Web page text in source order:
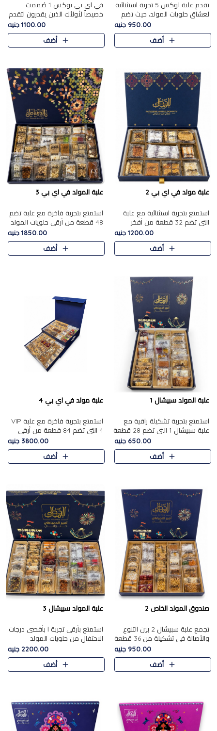
تقدم علبة لوكس 5 تجربة استثنائية
لعشاق حلويات المولد، حيث تضم
42 قطعة من تشكيلة فاخرة تجمع
بين أشهر الأصناف التقليدية وأصناف
مميزة مختارة بع..
950.00 جنيه
أضف
في اي بي بوكس 1 صُممت
خصيصاً لأولئك الذين يقدرون لتقدم
تجربة استثنائية بوكس تجمع بين
أفخر حلويات المولد المصري مع
تشكيلة مختارة من الأصناف ..
1100.00 جنيه
أضف
علبة مولد في اي بي 2
استمتع بتجربة استثنائية مع علبة
التي تضم 32 قطعة من أفخر
حلويات المولد الشرقية، في تشكيلة
تجمع بين الأصالة والاختيارات
الفاخرة. تحتوي العلبة..
1200.00 جنيه
أضف
علبة المولد في اي بي 3
استمتع بتجربة فاخرة مع علبة تضم
48 قطعة من أرقى حلويات المولد
الشرقية، في تشكيلة تجمع بين
الأصناف التقليدية الفاخرة والاختيارات
1850.00 جنيه
أضف
علبة المولد سبيشال 1
استمتع بتجربة تشكيلة راقية مع
علبة سبيشال 1 التي تضم 28 قطعة
من تشكيلة مختارة بعناية من أفخر
حلويات المولد المصرية الأصلية
الشرقية. تحتوي ال..
650.00 جنيه
أضف
علبة مولد في اي بي 4
استمتع بتجربة فاخرة مع علبة VIP
4 التي تضم 84 قطعة من أرقى
حلويات المولد الشرقية، في تشكيلة
غنية تجمع بين الحلويات التقليدية
والمكسرات الفاخرة. تحتوي العلبة
3800.00 جنيه
أضف
صندوق المولد الخاص 2
تجمع علبة سبيشال 2 بين التنوع
والأصالة في تشكيلة من 36 قطعة
تضم أشهر حلويات المولد الشرقية.
تحتوي العلبة على الجزرية بالفول،
والجزرية بالبن..
950.00 جنيه
أضف
علبة المولد سبيشال 3
استمتع بأرقى تجربة ا بأقصى درجات
الاحتفال من حلويات المولد
المصريه الأصيلة مع هذه الفخامة
مع علبة سبيشال 3 التي تضم 56
قطعة من تشكيلة استثن..
2200.00 جنيه
أضف